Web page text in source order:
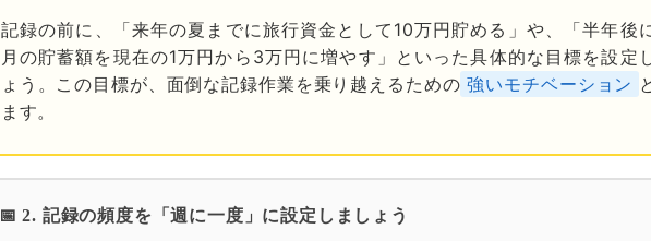
記録の前に、「来年の夏までに旅行資金として10万円貯める」や、「半年後
月の貯蓄額を現在の1万円から3万円に増やす」といった具体的な目標を設定
ょう。この目標が、面倒な記録作業を乗り越えるための 強いモチベーション
ます。
📅 2. 記録の頻度を「週に一度」に設定しましょう